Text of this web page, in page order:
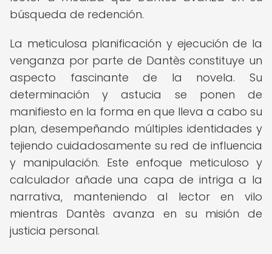
búsqueda de redención.
La meticulosa planificación y ejecución de la
venganza por parte de Dantès constituye un
aspecto fascinante de la novela. Su
determinación y astucia se ponen de
manifiesto en la forma en que lleva a cabo su
plan, desempeñando múltiples identidades y
tejiendo cuidadosamente su red de influencia
y manipulación. Este enfoque meticuloso y
calculador añade una capa de intriga a la
narrativa, manteniendo al lector en vilo
mientras Dantès avanza en su misión de
justicia personal.